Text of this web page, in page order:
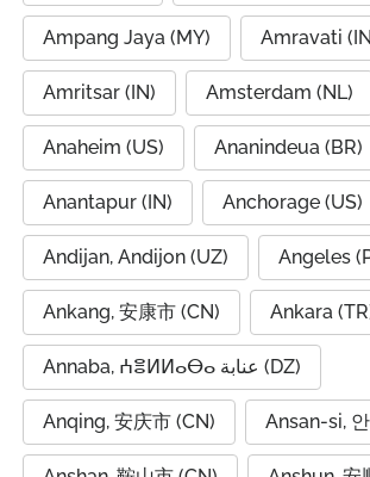
Ampang Jaya (MY) Amravati
Amritsar (IN) Amsterdam (NL)
Anaheim (US) Ananindeua (BR)
Anantapur (IN) Anchorage (US)
Andijan, Andijon (UZ) Angeles
Ankang, 安康市 (CN) Ankara
Annaba, ⵄⴻⵍⵍⴰⴱⴰ عنابة (DZ)
Anqing, 安庆市 (CN) Ansan-si,